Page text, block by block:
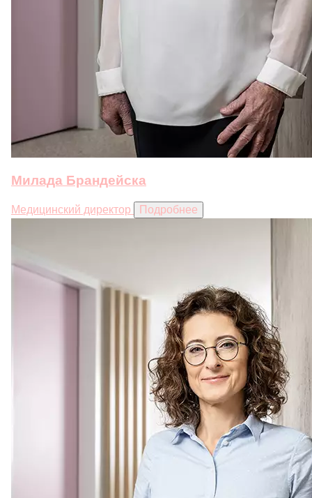
Милада Брандейска
Медицинский директор Подробнее